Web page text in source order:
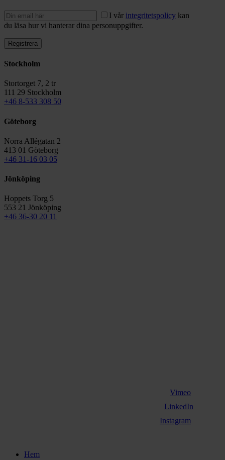
I vår integritetspolicy kan
du läsa hur vi hanterar dina personuppgifter.
Stockholm
Stortorget 7, 2 tr
111 29 Stockholm
+46 8-533 308 50
Göteborg
Norra Allégatan 2
413 01 Göteborg
+46 31-16 03 05
Jönköping
Hoppets Torg 5
553 21 Jönköping
+46 36-30 20 11
Vimeo
LinkedIn
Instagram
Close
Hem